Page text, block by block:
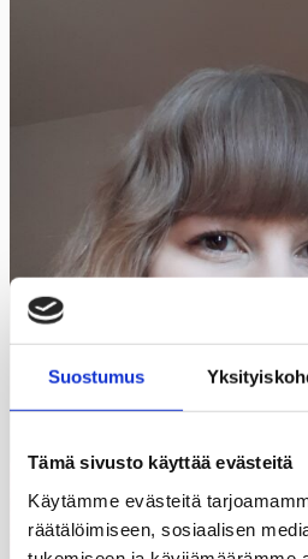
Suostumus
Tämä sivusto käyttää evästeitä
Käytämme evästeitä
räätälöimiseen, sosiaalisen